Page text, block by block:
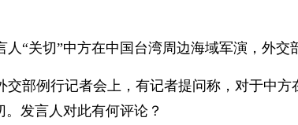
人“关切”中方在中国台湾周边海域军演，外交
交部例行记者会上，有记者提问称，对于中
发言人对此有何评论？